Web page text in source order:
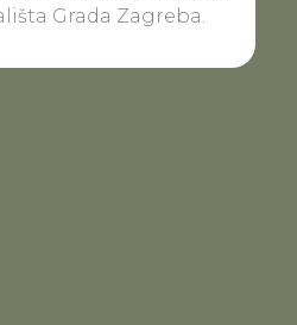
Grada Zagreba.